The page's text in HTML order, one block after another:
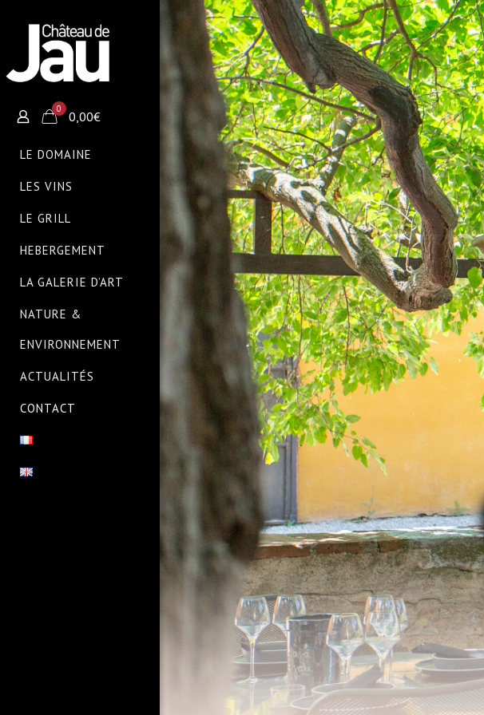
LE DOMAINE
LES VINS
LE GRILL
HEBERGEMENT
LA GALERIE D’ART
NATURE &
ENVIRONNEMENT
ACTUALITÉS
CONTACT
0 0,00€